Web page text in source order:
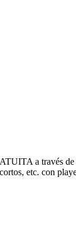
a través de
etc. con